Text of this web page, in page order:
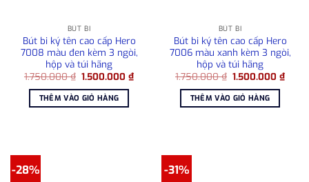
BÚT BI
Bút bi ký tên cao cấp Hero
7008 màu đen kèm 3 ngòi,
hộp và túi hãng
1.750.000₫ Giá
là:
1.750.000 ₫.
1.500.000₫Giá
hiện
1.500.000 ₫.
THÊM VÀO GIỎ HÀNG
BÚT BI
Bút bi ký tên cao cấp Hero
7006 màu xanh kèm 3 ngòi,
hộp và túi hãng
1.750.000₫ Giá
là:
1.750.000 ₫.
1.500.000₫Giá
hiện
THÊM VÀO GIỎ HÀNG
-28% -31%